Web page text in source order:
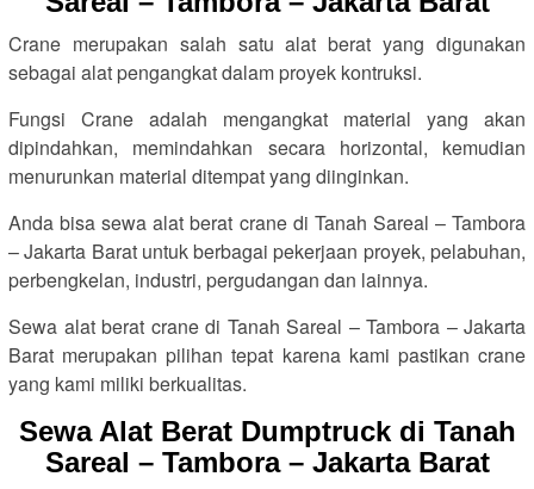
Crane merupakan salah satu alat berat yang digunakan
sebagai alat pengangkat dalam proyek kontruksi.
Fungsi Crane adalah mengangkat material yang akan
dipindahkan, memindahkan secara horizontal, kemudian
menurunkan material ditempat yang diinginkan.
Anda bisa sewa alat berat crane di Tanah Sareal – Tambora
– Jakarta Barat untuk berbagai pekerjaan proyek, pelabuhan,
perbengkelan, industri, pergudangan dan lainnya.
Sewa alat berat crane di Tanah Sareal – Tambora – Jakarta
Barat merupakan pilihan tepat karena kami pastikan crane
yang kami miliki berkualitas.
Sewa Alat Berat Dumptruck di Tanah
Sareal – Tambora – Jakarta Barat